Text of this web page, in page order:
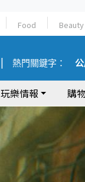
Food Beauty
熱門關鍵字：
玩樂情報 購